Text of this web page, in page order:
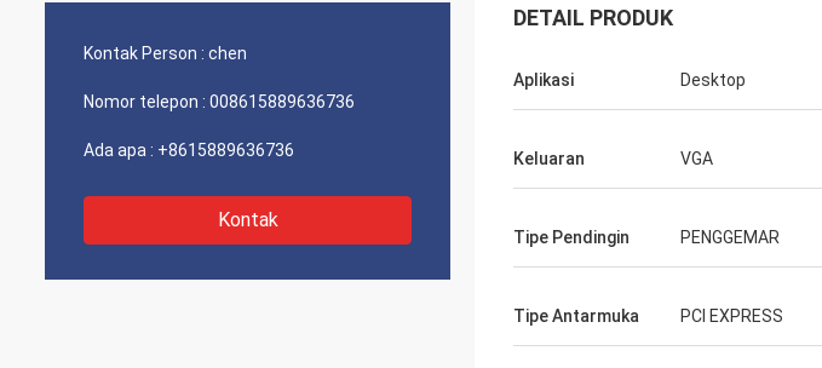
Kontak Person : chen
Nomor telepon : 008615889636736
Ada apa : +8615889636736
Kontak
DETAIL PRODUK
Aplikasi Desktop
Keluaran VGA
Tipe Pendingin PENGGEMAR
Tipe Antarmuka PCI EXPRESS